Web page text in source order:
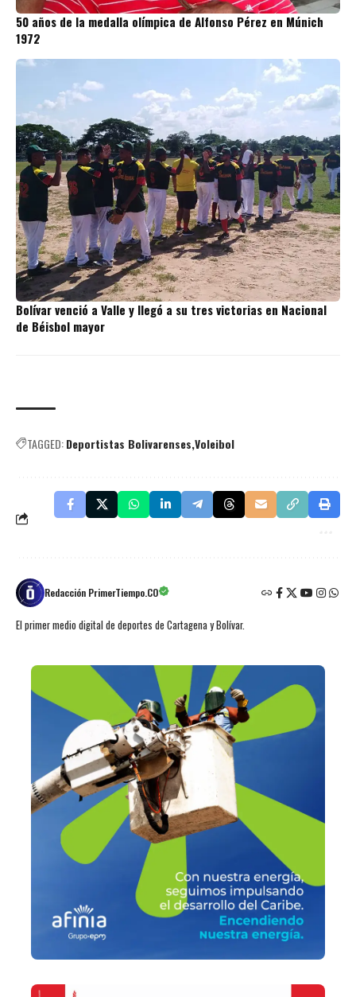
50 años de la medalla olímpica de Alfonso Pérez en Múnich
1972
Bolívar venció a Valle y llegó a su tres victorias en Nacional
de Béisbol mayor
TAGGED:Deportistas Bolivarenses Voleibol
Redacción PrimerTiempo.CO
El primer medio digital de deportes de Cartagena y Bolívar.